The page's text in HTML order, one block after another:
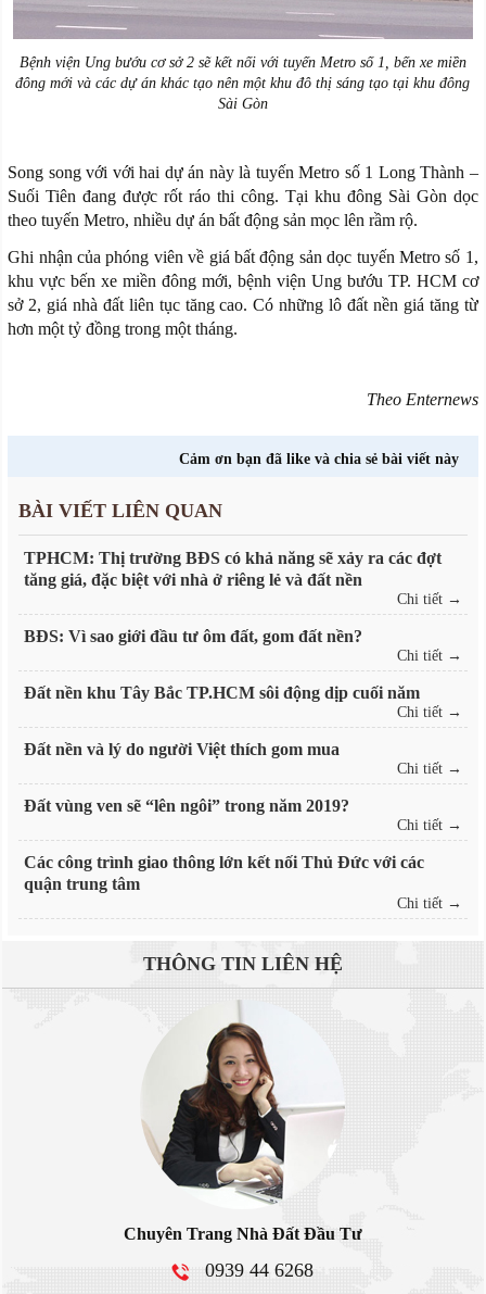
Bệnh viện Ung bướu cơ sở 2 sẽ kết nối với tuyến Metro số 1, bến xe miền
đông mới và các dự án khác tạo nên một khu đô thị sáng tạo tại khu đông
Sài Gòn
Song song với với hai dự án này là tuyến Metro số 1 Long Thành –
Suối Tiên đang được rốt ráo thi công. Tại khu đông Sài Gòn dọc
theo tuyến Metro, nhiều dự án bất động sản mọc lên rầm rộ.
Ghi nhận của phóng viên về giá bất động sản dọc tuyến Metro số 1,
khu vực bến xe miền đông mới, bệnh viện Ung bướu TP. HCM cơ
sở 2, giá nhà đất liên tục tăng cao. Có những lô đất nền giá tăng từ
hơn một tỷ đồng trong một tháng.
Theo Enternews
Cảm ơn bạn đã like và chia sẻ bài viết này
BÀI VIẾT LIÊN QUAN
TPHCM: Thị trường BĐS có khả năng sẽ xảy ra các đợt
tăng giá, đặc biệt với nhà ở riêng lẻ và đất nền
Chi tiết →
BĐS: Vì sao giới đầu tư ôm đất, gom đất nền?
Chi tiết →
Đất nền khu Tây Bắc TP.HCM sôi động dịp cuối năm
Chi tiết →
Đất nền và lý do người Việt thích gom mua
Chi tiết →
Đất vùng ven sẽ “lên ngôi” trong năm 2019?
Chi tiết →
Các công trình giao thông lớn kết nối Thủ Đức với các
quận trung tâm
Chi tiết →
THÔNG TIN LIÊN HỆ
Chuyên Trang Nhà Đất Đầu Tư
0939 44 6268